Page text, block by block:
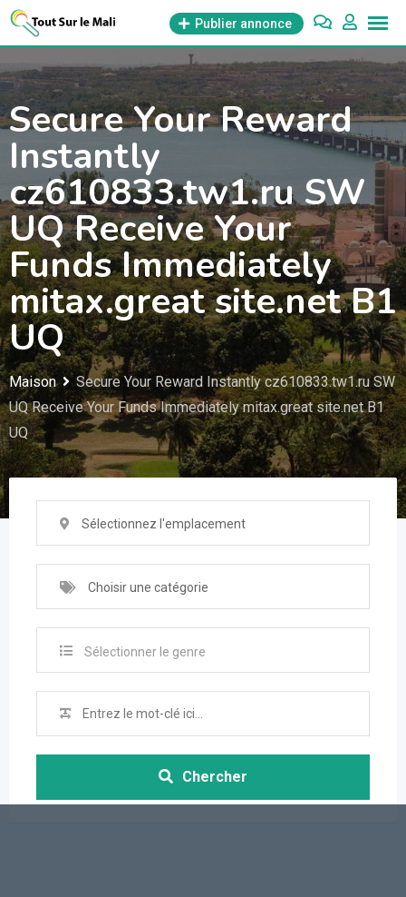
Aller
contenu
Publier annonce
Secure Your Reward
Instantly
cz610833.tw1.ru SW
UQ Receive Your
Funds Immediately
mitax.great site.net B1
UQ
Maison
Secure Your Reward Instantly cz610833.tw1.ru SW
UQ Receive Your Funds Immediately mitax.great site.net B1
UQ
Sélectionnez l'emplacement
Choisir une catégorie
Sélectionner le genre
Chercher